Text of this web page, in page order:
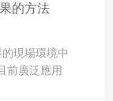
的方法
現場環境中
前廣泛應用